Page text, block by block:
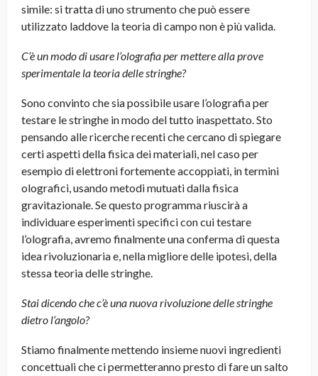
simile: si tratta di uno strumento che può essere
utilizzato laddove la teoria di campo non è più valida.
C’è un modo di usare l’olografia per mettere alla prove
sperimentale la teoria delle stringhe?
Sono convinto che sia possibile usare l’olografia per
testare le stringhe in modo del tutto inaspettato. Sto
pensando alle ricerche recenti che cercano di spiegare
certi aspetti della fisica dei materiali, nel caso per
esempio di elettroni fortemente accoppiati, in termini
olografici, usando metodi mutuati dalla fisica
gravitazionale. Se questo programma riuscirà a
individuare esperimenti specifici con cui testare
l’olografia, avremo finalmente una conferma di questa
idea rivoluzionaria e, nella migliore delle ipotesi, della
stessa teoria delle stringhe.
Stai dicendo che c’è una nuova rivoluzione delle stringhe
dietro l’angolo?
Stiamo finalmente mettendo insieme nuovi ingredienti
concettuali che ci permetteranno presto di fare un salto